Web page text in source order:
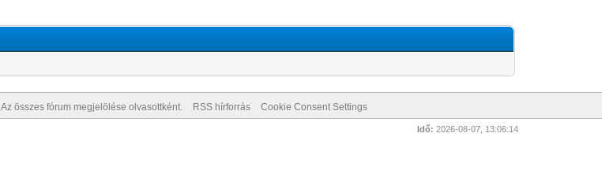
Az összes fórum megjelölése olvasottként. RSS hírforrás Cookie Consent Settings
Idő: 2026-08-07, 13:06:14